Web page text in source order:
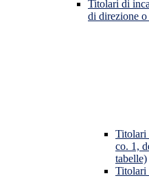
Titolari di
di direzione
Titolari
co. 1,
tabelle)
Titolari